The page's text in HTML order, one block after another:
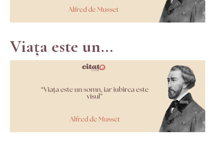
Viața este un...